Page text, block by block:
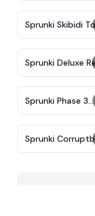
Sprunki Skibidi
Sprunki Deluxe
Sprunki Phase 3
Definitive
Sprunki